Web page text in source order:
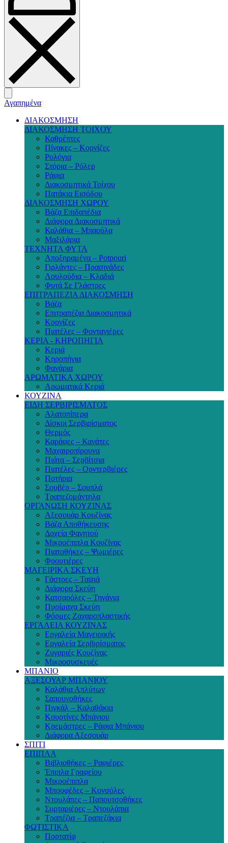
Αγαπημένα
ΔΙΑΚΟΣΜΗΣΗ
ΔΙΑΚΟΣΜΗΣΗ ΤΟΙΧΟΥ
Καθρέπτες
Πίνακες – Κορνίζες
Ρολόγια
Στόρια – Ρόλερ
Ράφια
Διακοσμητικά Τοίχου
Πατάκια Εισόδου
ΔΙΑΚΟΣΜΗΣΗ ΧΩΡΟΥ
Βάζα Επιδαπέδια
Διάφορα Διακοσμητικά
Καλάθια – Μπαούλα
Μαξιλάρια
ΤΕΧΝΗΤΑ ΦΥΤΑ
Αποξηραμένα – Potpouri
Γιρλάντες – Πρασινάδες
Λουλούδια – Κλαδιά
Φυτά Σε Γλάστρες
ΕΠΙΤΡΑΠΕΖΙΑ ΔΙΑΚΟΣΜΗΣΗ
Βάζα
Επιτραπέζια Διακοσμητικά
Κορνίζες
Πιατέλες – Φοντανιέρες
ΚΕΡΙΑ - ΚΗΡΟΠΗΓΙΑ
Κεριά
Κηροπήγια
Φανάρια
ΑΡΩΜΑΤΙΚΑ ΧΩΡΟΥ
Αρωματικά Κεριά
ΚΟΥΖΙΝΑ
ΕΙΔΗ ΣΕΡΒΙΡΙΣΜΑΤΟΣ
Αλατοπίπερα
Δίσκοι Σερβιρίσματος
Θερμός
Καράφες – Κανάτες
Μαχαιροπίρουνα
Πιάτα – Σερβίτσια
Πιατέλες – Ορντερβιέρες
Ποτήρια
Σουβέρ – Σουπλά
Τραπεζομάντηλα
ΟΡΓΑΝΩΣΗ ΚΟΥΖΙΝΑΣ
Αξεσουάρ Κουζίνας
Βάζα Αποθήκευσης
Δοχεία Φαγητού
Μικροέπιπλα Κουζίνας
Πιατοθήκες – Ψωμιέρες
Φρουτιέρες
ΜΑΓΕΙΡΙΚΑ ΣΚΕΥΗ
Γάστρες – Ταψιά
Διάφορα Σκεύη
Κατσαρόλες – Τηγάνια
Πυρίμαχα Σκεύη
Φόρμες Ζαχαροπλαστικής
ΕΡΓΑΛΕΙΑ ΚΟΥΖΙΝΑΣ
Εργαλεία Μαγειρικής
Εργαλεία Σερβιρίσματος
Ζυγαριές Κουζίνας
Μικροσυσκευές
ΜΠΑΝΙΟ
ΑΞΕΣΟΥΑΡ ΜΠΑΝΙΟΥ
Καλάθια Απλύτων
Σαπουνοθήκες
Πιγκάλ – Καλαθάκια
Κουρτίνες Μπάνιου
Κρεμάστρες – Ράφια Μπάνιου
Διάφορα Αξεσουάρ
ΣΠΙΤΙ
ΕΠΙΠΛΑ
Βιβλιοθήκες – Ραφιέρες
Έπιπλα Γραφείου
Μικροέπιπλα
Μπουφέδες – Κονσόλες
Ντουλάπες – Παπουτσοθήκες
Συρταριέρες – Ντουλάπια
Τραπέζια – Τραπεζάκια
ΦΩΤΙΣΤΙΚΑ
Πορτατίφ